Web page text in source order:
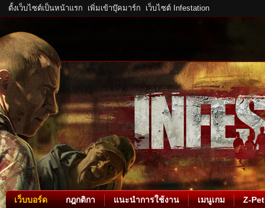
ตั้งเว็บไซต์เป็นหน้าแรก เพิ่มเข้าบุ๊คมาร์ก เว็บไซต์ Infestation
เว็บบอร์ด กฎกติกา แนะนำการใช้งาน เมนูเกม Z-Pet